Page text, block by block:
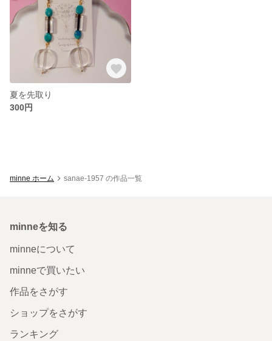
夏を先取り
300円
minne ホーム sanae-1957 の作品一覧
minneを知る
minneについて
minneで買いたい
作品をさがす
ショップをさがす
ランキング